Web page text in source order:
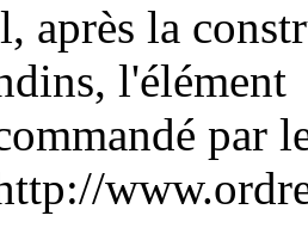
après la
l'élément
par